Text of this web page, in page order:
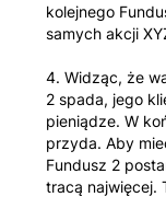
kolejnego
samych akcji
4. Widząc, że
2 spada, jego
pieniądze. W
przyda. Aby
Fundusz 2
tracą najwięcej.